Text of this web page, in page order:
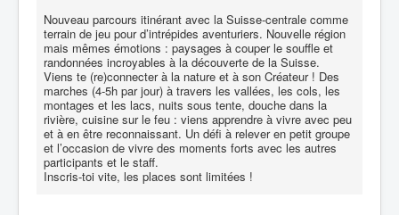
Nouveau parcours itinérant avec la Suisse-centrale comme
terrain de jeu pour d’intrépides aventuriers. Nouvelle région
mais mêmes émotions : paysages à couper le souffle et
randonnées incroyables à la découverte de la Suisse.
Viens te (re)connecter à la nature et à son Créateur ! Des
marches (4-5h par jour) à travers les vallées, les cols, les
montages et les lacs, nuits sous tente, douche dans la
rivière, cuisine sur le feu : viens apprendre à vivre avec peu
et à en être reconnaissant. Un défi à relever en petit groupe
et l’occasion de vivre des moments forts avec les autres
participants et le staff.
Inscris-toi vite, les places sont limitées !